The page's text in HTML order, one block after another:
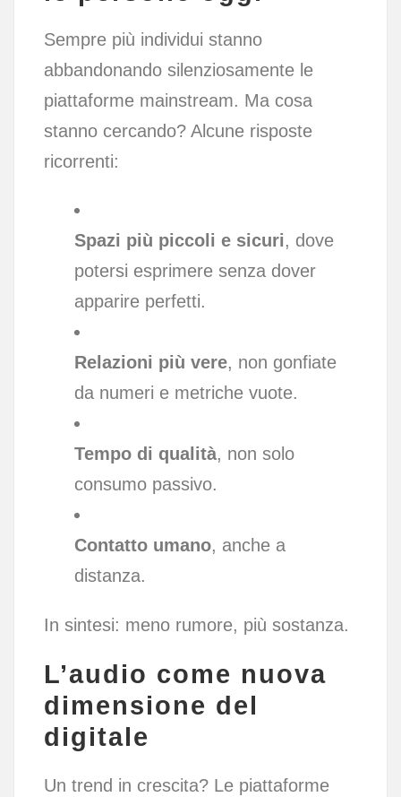
Sempre più individui stanno
abbandonando silenziosamente le
piattaforme mainstream. Ma cosa
stanno cercando? Alcune risposte
ricorrenti:
Spazi più piccoli e sicuri, dove
potersi esprimere senza dover
apparire perfetti.
Relazioni più vere, non gonfiate
da numeri e metriche vuote.
Tempo di qualità, non solo
consumo passivo.
Contatto umano, anche a
distanza.
In sintesi: meno rumore, più sostanza.
L’audio come nuova
dimensione del
digitale
Un trend in crescita? Le piattaforme